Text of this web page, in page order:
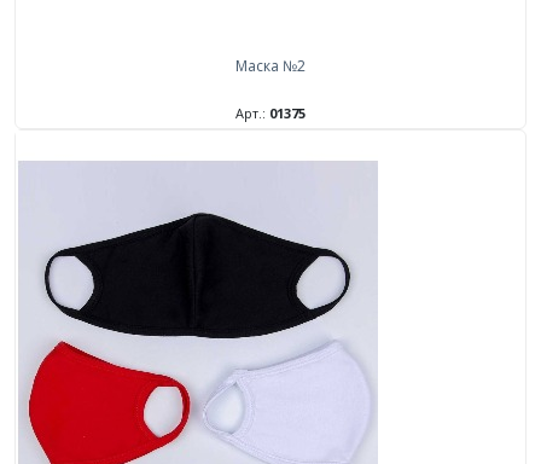
Маска №2
Арт.: 01375